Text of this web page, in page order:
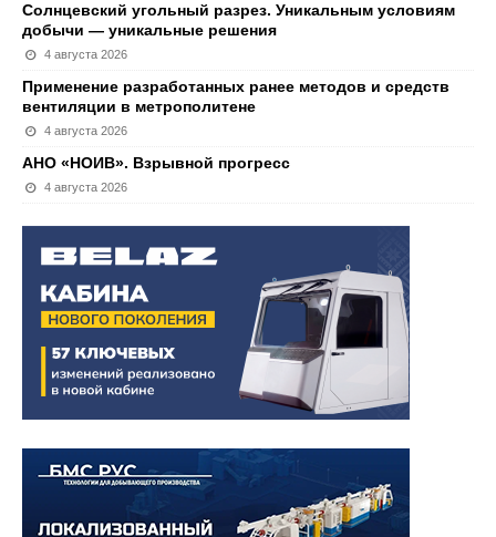
Солнцевский угольный разрез. Уникальным условиям
добычи — уникальные решения
4 августа 2026
Применение разработанных ранее методов и средств
вентиляции в метрополитене
4 августа 2026
АНО «НОИВ». Взрывной прогресс
4 августа 2026